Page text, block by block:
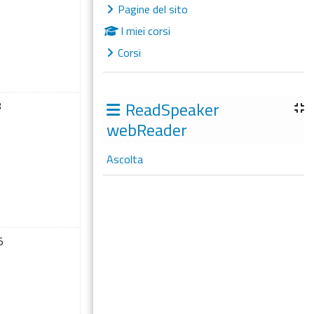
Pagine del sito
I miei corsi
Corsi
ReadSpeaker
webReader
Ascolta
luglio evento, sabato 8 luglio
luglioevento, sabato 15 luglio